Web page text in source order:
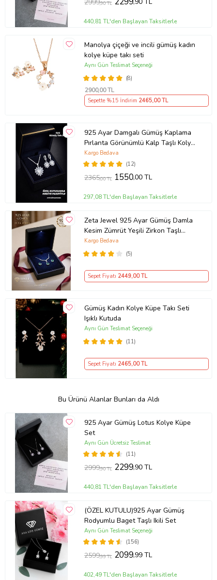
2999,90 TL
440,81 TL'den Başlayan Taksitlerle
Manolya çiçeği ve incili gümüş kadın
kolye küpe takı seti
(8)
Aynı Gün Teslimat Seçeneği
2900,00 TL
Sepette %15 İndirim 2465,00 TL
925 Ayar Damgalı Gümüş Kaplama
Pırlanta Görünümlü Kalp Taşlı Kolye
Küpe Takı Seti
(12)
Kargo Bedava
2365,00 TL 1550,00 TL
297,08 TL'den Başlayan Taksitlerle
Zeta Jewel 925 Ayar Gümüş Damla
Kesim Zümrüt Yeşili Zirkon Taşlı
Kolye Küpe Seti LED Işıklı Lüks
Hediye Kutulu Zarif Kadın Takı Seti
(5)
Kargo Bedava
Sepet Fiyatı 2449,00 TL
Gümüş Kadın Kolye Küpe Takı Seti
Işıklı Kutuda
(11)
Aynı Gün Teslimat Seçeneği
Sepet Fiyatı 2465,00 TL
Bu Ürünü Alanlar Bunları da Aldı
925 Ayar Gümüş Lotus Kolye Küpe
Set
(11)
Aynı Gün Ücretsiz Teslimat
2999,90 TL 2299,90 TL
440,81 TL'den Başlayan Taksitlerle
(ÖZEL KUTULU)925 Ayar Gümüş
Rodyumlu Baget Taşlı Ikili Set
(156)
Aynı Gün Teslimat Seçeneği
2599,99 TL 2099,99 TL
402,49 TL'den Başlayan Taksitlerle